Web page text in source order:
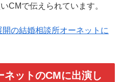
CMで伝えられています。
の結婚相談所オーネットに
ネットのCMに出演し